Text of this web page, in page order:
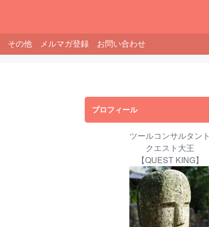
その他 メルマガ登録 お問い合わせ
プロフィール
ツールコンサルタント
クエスト大王
【QUEST KING】